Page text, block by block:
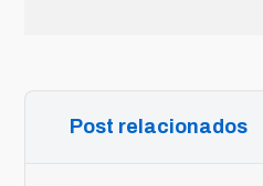
Post relacionados